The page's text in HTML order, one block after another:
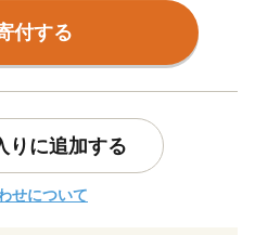
付する
りに追加する
せについて